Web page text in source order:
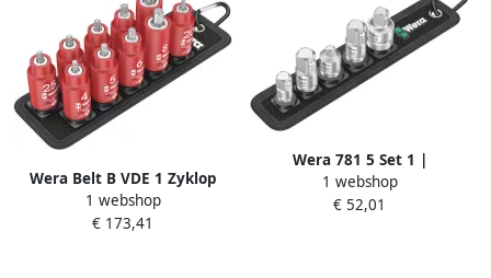
Wera Belt B VDE 1 Zyklop
Bitdoppen set TORX
Binnenzeskant met
1 webshop
€ 173,41
Wera 781 5 Set 1 |
Verbindingsdelen | 6-delig
05042680001
1 webshop
€ 52,01